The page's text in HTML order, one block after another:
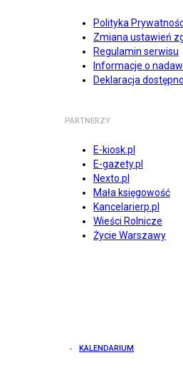
Polityka
Zmiana ustawień
Regulamin serwisu
Informacje o
Deklaracja
PARTNERZY
E-kiosk.pl
E-gazety.pl
Nexto.pl
Mała księgowość
Kancelarierp.pl
Wieści Rolnicze
Życie Warszawy
KALENDARIUM